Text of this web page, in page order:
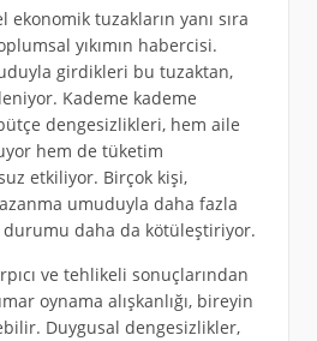
tuzakların yanı sıra
yıkımın habercisi.
girdikleri bu tuzaktan,
Kademe kademe
dengesizlikleri, hem aile
hem de tüketim
etkiliyor. Birçok kişi,
umuduyla daha fazla
durumu daha da kötüleştiriyor.
ve tehlikeli sonuçlarından
oynama alışkanlığı, bireyin
Duygusal dengesizlikler,